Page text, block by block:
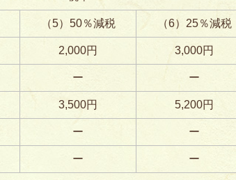
（5）50％減税 （6）25％減税
2,000円 3,000円
ー ー
3,500円 5,200円
ー ー
ー ー